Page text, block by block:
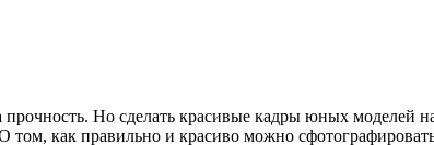
Но сделать красивые кадры юных моделей
как правильно и красиво можно